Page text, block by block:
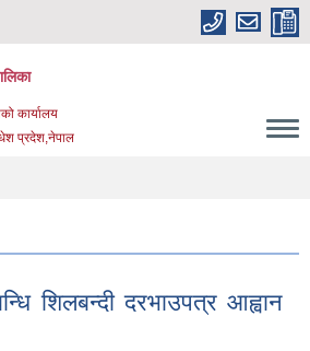
कार्यालय
प्रदेश,नेपाल
शिलबन्दी दरभाउपत्र आह्वान